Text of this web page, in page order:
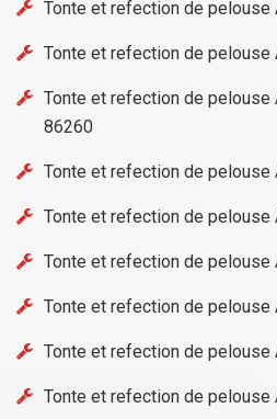
Tonte et refection de pelouse
Tonte et refection de pelouse
Tonte et refection de pelouse
86260
Tonte et refection de pelouse
Tonte et refection de pelouse
Tonte et refection de pelouse
Tonte et refection de pelouse
Tonte et refection de pelouse
Tonte et refection de pelouse